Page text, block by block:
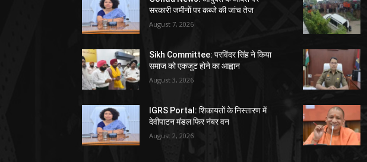
सरकारी जमीनों पर कब्जे की जांच तेज
August 7, 2026
Sikh Committee: परविंदर सिंह ने किया
समाज को एकजुट होने का आह्वान
August 3, 2026
IGRS Portal: शिकायतों के निस्तारण में
देवीपाटन मंडल फिर नंबर वन
August 2, 2026